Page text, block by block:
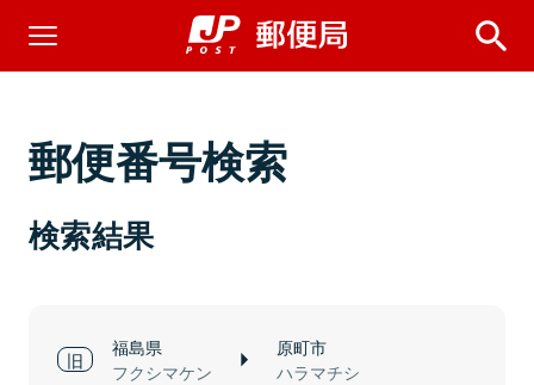
郵便番号検索
検索結果
福島県
フクシマケン
原町市
ハラマチシ